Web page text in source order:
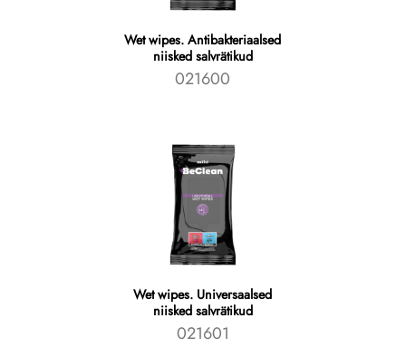
Wet wipes. Antibakteriaalsed
niisked salvrätikud
021600
Wet wipes. Universaalsed
niisked salvrätikud
021601